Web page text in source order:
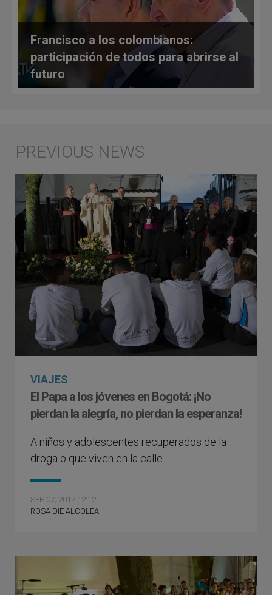
Francisco a los colombianos:
participación de todos para abrirse al
futuro
VIAJES
El Papa a los jóvenes en Bogotá: ¡No
pierdan la alegría, no pierdan la esperanza!
A niños y adolescentes recuperados de la
droga o que viven en la calle
SEP 07, 2017 12:12
ROSA DIE ALCOLEA